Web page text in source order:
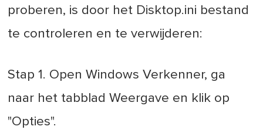
proberen, is door het Disktop.ini bestand
te controleren en te verwijderen:
Stap 1. Open Windows Verkenner, ga
naar het tabblad Weergave en klik op
"Opties".